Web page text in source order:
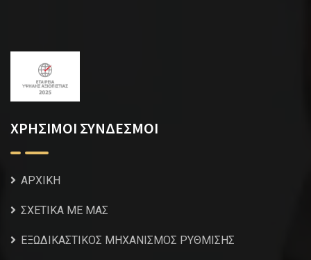
ΧΡΗΣΙΜΟΙ ΣΥΝΔΕΣΜΟΙ
ΑΡΧΙΚΗ
ΣΧΕΤΙΚΑ ΜΕ ΜΑΣ
ΕΞΩΔΙΚΑΣΤΙΚΟΣ ΜΗΧΑΝΙΣΜΟΣ ΡΥΘΜΙΣΗΣ